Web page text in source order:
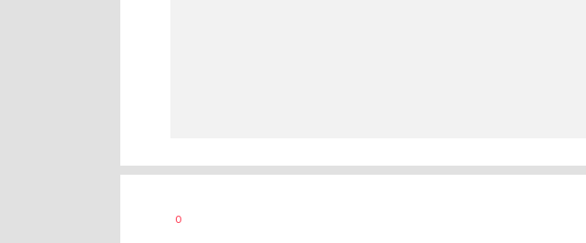
AUTOR
0